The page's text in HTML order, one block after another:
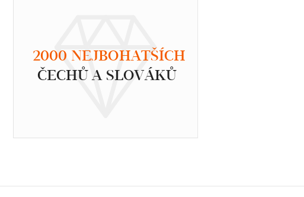
2000 NEJBOHATŠÍCH
ČECHŮ A SLOVÁKŮ